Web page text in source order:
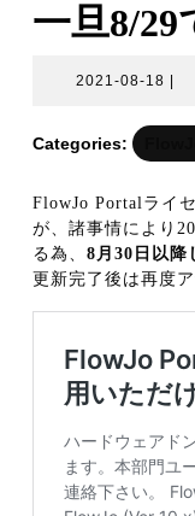
一旦8/
2021-08-18
Categories:
FlowJo Portalライ
が、諸事情により
る為、 8月30日以降
更新完了後は再度